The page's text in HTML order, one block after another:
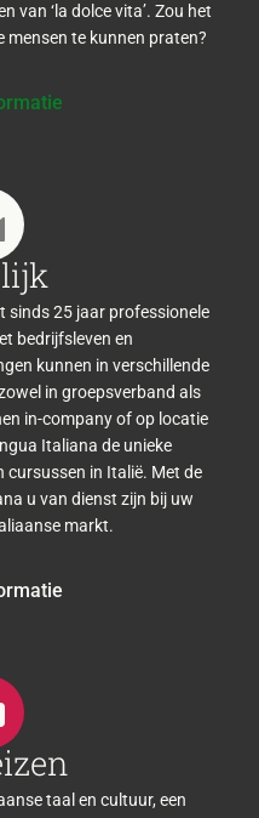
van ‘la dolce vita’. Zou het
mensen te kunnen praten?
sinds 25 jaar professionele
bedrijfsleven en
kunnen in verschillende
in groepsverband als
in-company of op locatie
Italiana de unieke
cursussen in Italië. Met de
u van dienst zijn bij uw
markt.
taal en cultuur, een